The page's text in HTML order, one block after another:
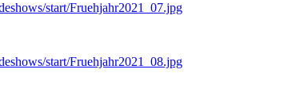
start/Fruehjahr2021_07.jpg
start/Fruehjahr2021_08.jpg